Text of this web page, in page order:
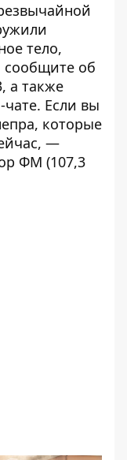
тело,
сообщите об
а также
чате. Если вы
которые
—
ФМ (107,3